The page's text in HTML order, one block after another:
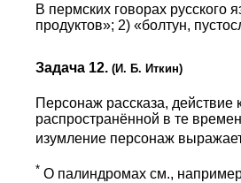
В пермских говорах русского
продуктов»; 2) «болтун,
Задача 12. (И. Б. Иткин)
Персонаж рассказа, действие
распространённой в те
изумление персонаж
* О палиндромах см.,